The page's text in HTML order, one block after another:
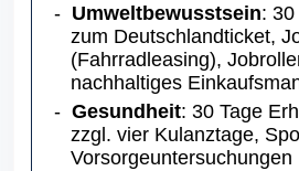
Umweltbewusstsein:
zum Deutschlandticket,
(Fahrradleasing),
nachhaltiges
Gesundheit: 30 Tage
zzgl. vier Kulanztage,
Vorsorgeuntersuchungen